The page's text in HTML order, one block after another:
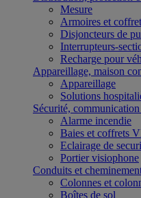
Mesure
Armoires et
Disjoncteurs de
Interrupteurs-
Recharge pour
Appareillage, maison
Appareillage
Solutions
Sécurité, communication
Alarme incendie
Baies et coffrets
Eclairage de
Portier visiophone
Conduits et
Colonnes et
Boîtes de sol